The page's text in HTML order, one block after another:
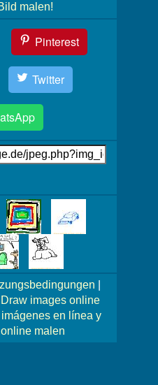
malen!
Pinterest
Twitter
Draw images online
en línea y
online malen